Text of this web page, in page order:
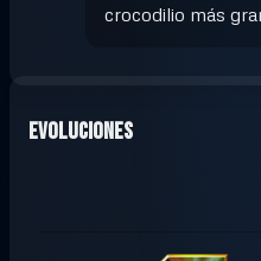
crocodilio más
Evoluciones